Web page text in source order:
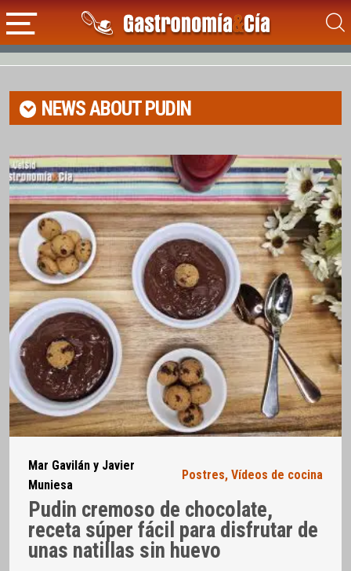
NEWS ABOUTPUDIN
Mar Gavilán y Javier
Muniesa
Postres, Vídeos de cocina
Pudin cremoso de chocolate,
receta súper fácil para disfrutar de
unas natillas sin huevo